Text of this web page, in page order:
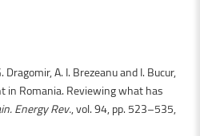
Dragomir, A. I. Brezeanu and I. Bucur,
in Romania. Reviewing what has
Energy Rev., vol. 94, pp. 523–535,